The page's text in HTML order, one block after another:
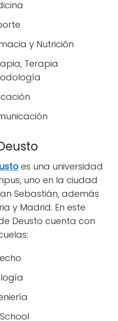
y Nutrición
Terapia
es una universidad
uno en la ciudad
Sebastián, además
y Madrid. En este
Deusto cuenta con